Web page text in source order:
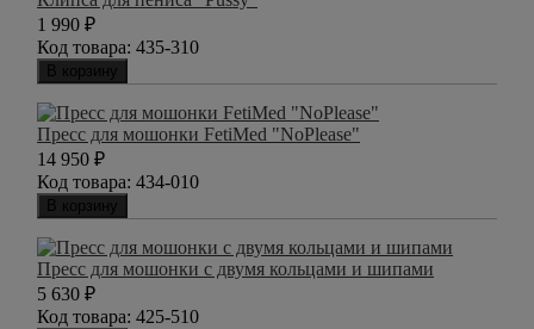
1 990 ₽
Код товара: 435-310
В корзину
Пресс для мошонки FetiMed "NoPlease"
14 950 ₽
Код товара: 434-010
В корзину
Пресс для мошонки с двумя кольцами и шипами
5 630 ₽
Код товара: 425-510